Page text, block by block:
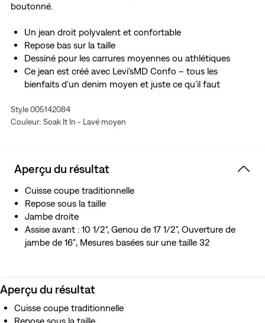
boutonné.
Un jean droit polyvalent et confortable
Repose bas sur la taille
Dessiné pour les carrures moyennes ou athlétiques
Ce jean est créé avec Levi'sMD Confo – tous les
bienfaits d'un denim moyen et juste ce qu’il faut
et son toucher s’améliorent au fil du temps – tout
comme votre ancien Levi’sMD préféré.
Style 005142084
Couleur: Soak It In - Lavé moyen
Aperçu du résultat
Cuisse coupe traditionnelle
Repose sous la taille
Jambe droite
Assise avant : 10 1/2", Genou de 17 1/2", Ouverture de
jambe de 16″, Mesures basées sur une taille 32
Aperçu du résultat
Cuisse coupe traditionnelle
Repose sous la taille